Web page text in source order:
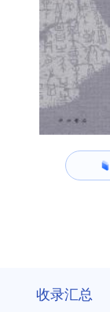
收录汇总